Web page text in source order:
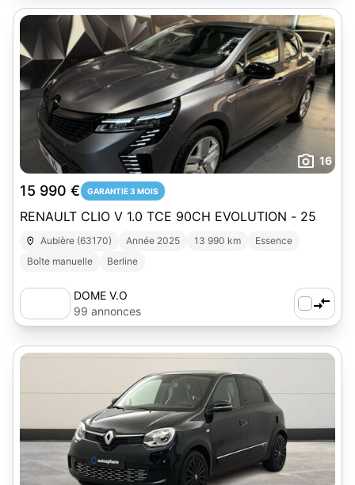
16
15 990 € GARANTIE 3 MOIS
RENAULT CLIO V 1.0 TCE 90CH EVOLUTION - 25
Aubière (63170) Année 2025 13 990 km
Essence
Boîte manuelle
Berline
DOME V.O
99 annonces